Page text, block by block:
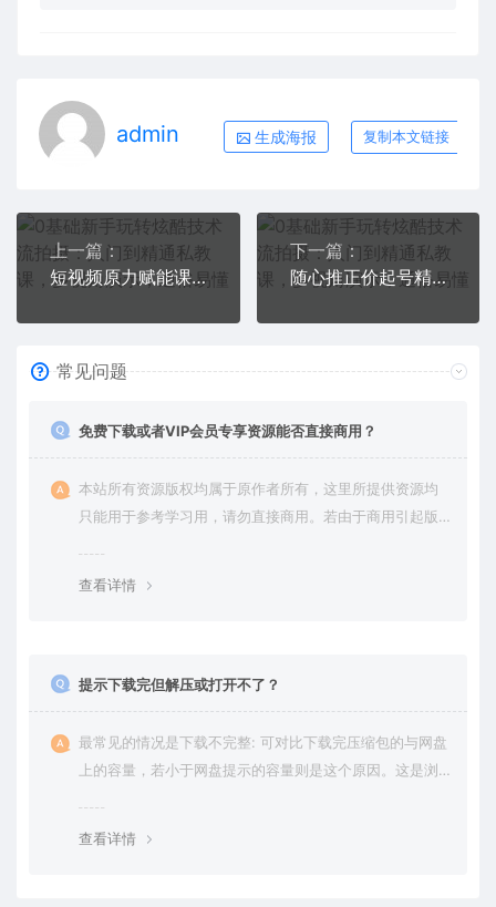
admin 生成海报 复制本文链接
上一篇：
短视频原力赋能课Pro【更新9月】，把短视频能力基因刻在你骨子里的课
下一篇：
随心推正价起号精品课，实操随心推投放策略（5节课-价值298）
常见问题
免费下载或者VIP会员专享资源能否直接商用？
本站所有资源版权均属于原作者所有，这里所提供资源均
只能用于参考学习用，请勿直接商用。若由于商用引起版
查看详情
提示下载完但解压或打开不了？
最常见的情况是下载不完整: 可对比下载完压缩包的与网盘
上的容量，若小于网盘提示的容量则是这个原因。这是浏
查看详情